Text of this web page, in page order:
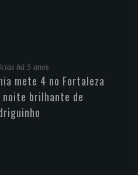
há 5 anos
mete 4 no Fortaleza
noite brilhante de